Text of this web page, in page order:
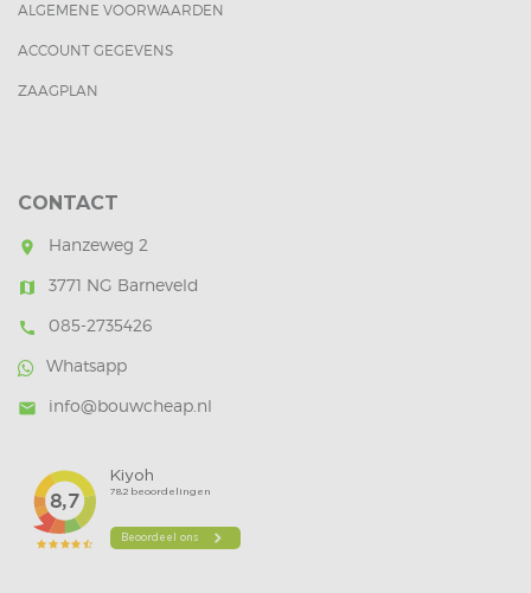
ALGEMENE VOORWAARDEN
ACCOUNT GEGEVENS
ZAAGPLAN
CONTACT
room Hanzeweg 2
map 3771 NG Barneveld
call
085-2735426
Whatsapp
mail info@bouwcheap.nl